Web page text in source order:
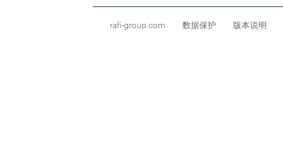
rafi-group.com 数据保护 版本说明